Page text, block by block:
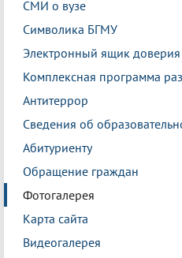
СМИ о вузе
Символика БГМУ
Электронный ящик доверия
Комплексная программа
Антитеррор
Сведения об
Абитуриенту
Обращение граждан
Фотогалерея
Карта сайта
Видеогалерея